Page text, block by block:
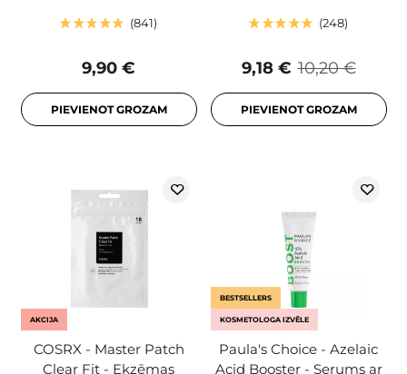
841
9,90 €
PIEVIENOT GROZAM
248
10,20 €
9,18 €
PIEVIENOT GROZAM
AKCIJA
COSRX - Master Patch
Clear Fit - Ekzēmas
BESTSELLERS
KOSMETOLOGA IZVĒLE
Paula's Choice - Azelaic
Acid Booster - Serums ar